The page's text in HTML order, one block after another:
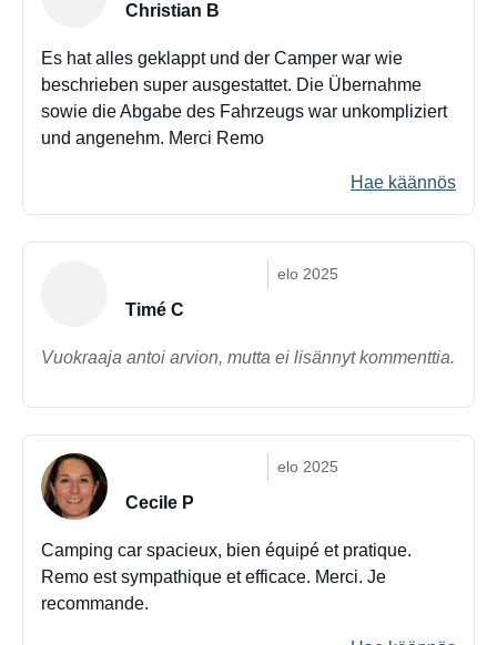
Christian B
Es hat alles geklappt und der Camper war wie
beschrieben super ausgestattet. Die Übernahme
sowie die Abgabe des Fahrzeugs war unkompliziert
und angenehm. Merci Remo
Hae käännös
elo 2025
Timé C
Vuokraaja antoi arvion, mutta ei lisännyt kommenttia.
elo 2025
Cecile P
Camping car spacieux, bien équipé et pratique.
Remo est sympathique et efficace. Merci. Je
recommande.